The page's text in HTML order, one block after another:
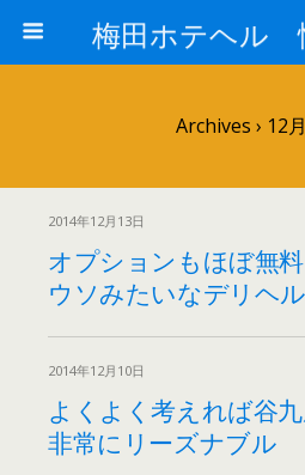
梅田ホテヘル
Archives › 12
2014年12月13日
オプションもほぼ無
ウソみたいなデリヘル
2014年12月10日
よくよく考えれば谷
非常にリーズナブル